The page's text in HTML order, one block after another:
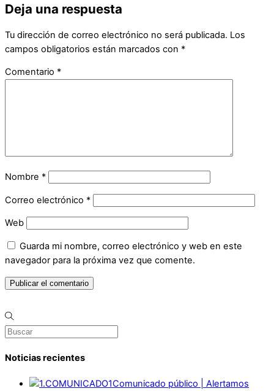
Deja una respuesta
Tu dirección de correo electrónico no será publicada. Los
campos obligatorios están marcados con *
Comentario *
Nombre *
Correo electrónico *
Web
Guarda mi nombre, correo electrónico y web en este
navegador para la próxima vez que comente.
Noticias recientes
Comunicado público | Alertamos